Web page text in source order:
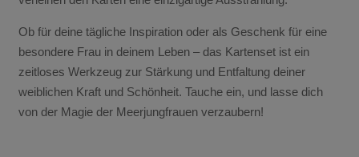
Ob für deine tägliche Inspiration oder als Geschenk für eine
besondere Frau in deinem Leben – das Kartenset ist ein
zeitloses Werkzeug zur Stärkung und Entfaltung deiner
weiblichen Kraft und Schönheit. Tauche ein, und lasse dich
von der Magie der Meerjungfrauen verzaubern!